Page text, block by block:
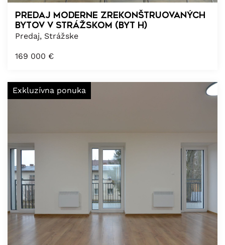
PREDAJ MODERNE ZREKONŠTRUOVANÝCH
BYTOV V STRÁŽSKOM (BYT H)
Predaj, Strážske
169 000 €
Exkluzívna ponuka